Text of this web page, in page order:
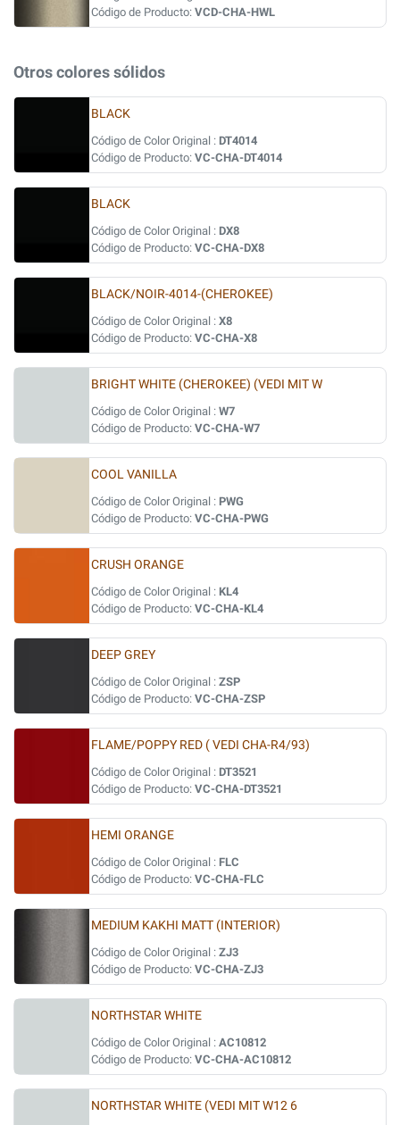
Código de Producto: VCD-CHA-HWL
Otros colores sólidos
BLACK
Código de Color Original : DT4014
Código de Producto: VC-CHA-DT4014
BLACK
Código de Color Original : DX8
Código de Producto: VC-CHA-DX8
BLACK/NOIR-4014-(CHEROKEE)
Código de Color Original : X8
Código de Producto: VC-CHA-X8
BRIGHT WHITE (CHEROKEE) (VEDI MIT W
Código de Color Original : W7
Código de Producto: VC-CHA-W7
COOL VANILLA
Código de Color Original : PWG
Código de Producto: VC-CHA-PWG
CRUSH ORANGE
Código de Color Original : KL4
Código de Producto: VC-CHA-KL4
DEEP GREY
Código de Color Original : ZSP
Código de Producto: VC-CHA-ZSP
FLAME/POPPY RED ( VEDI CHA-R4/93)
Código de Color Original : DT3521
Código de Producto: VC-CHA-DT3521
HEMI ORANGE
Código de Color Original : FLC
Código de Producto: VC-CHA-FLC
MEDIUM KAKHI MATT (INTERIOR)
Código de Color Original : ZJ3
Código de Producto: VC-CHA-ZJ3
NORTHSTAR WHITE
Código de Color Original : AC10812
Código de Producto: VC-CHA-AC10812
NORTHSTAR WHITE (VEDI MIT W12 6